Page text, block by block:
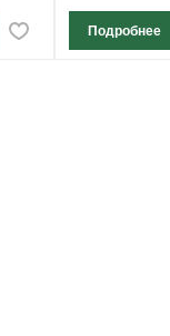
см, высота
Подробнее